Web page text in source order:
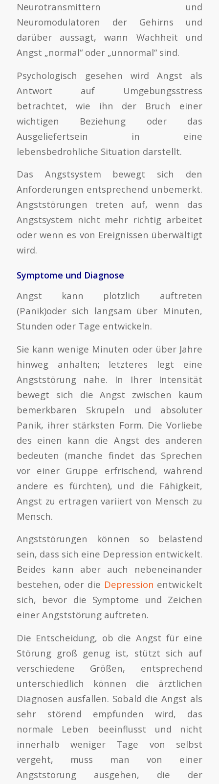
Neurotransmittern und
Neuromodulatoren der Gehirns und
darüber aussagt, wann Wachheit und
Angst „normal“ oder „unnormal“ sind.
Psychologisch gesehen wird Angst als
Antwort auf Umgebungsstress
betrachtet, wie ihn der Bruch einer
wichtigen Beziehung oder das
Ausgeliefertsein in eine
lebensbedrohliche Situation darstellt.
Das Angstsystem bewegt sich den
Anforderungen entsprechend unbemerkt.
Angststörungen treten auf, wenn das
Angstsystem nicht mehr richtig arbeitet
oder wenn es von Ereignissen überwältigt
wird.
Symptome und Diagnose
Angst kann plötzlich auftreten
(Panik)oder sich langsam über Minuten,
Stunden oder Tage entwickeln.
Sie kann wenige Minuten oder über Jahre
hinweg anhalten; letzteres legt eine
Angststörung nahe. In Ihrer Intensität
bewegt sich die Angst zwischen kaum
bemerkbaren Skrupeln und absoluter
Panik, ihrer stärksten Form. Die Vorliebe
des einen kann die Angst des anderen
bedeuten (manche findet das Sprechen
vor einer Gruppe erfrischend, während
andere es fürchten), und die Fähigkeit,
Angst zu ertragen variiert von Mensch zu
Mensch.
Angststörungen können so belastend
sein, dass sich eine Depression entwickelt.
Beides kann aber auch nebeneinander
bestehen, oder die Depression entwickelt
sich, bevor die Symptome und Zeichen
einer Angststörung auftreten.
Die Entscheidung, ob die Angst für eine
Störung groß genug ist, stützt sich auf
verschiedene Größen, entsprechend
unterschiedlich können die ärztlichen
Diagnosen ausfallen. Sobald die Angst als
sehr störend empfunden wird, das
normale Leben beeinflusst und nicht
innerhalb weniger Tage von selbst
vergeht, muss man von einer
Angststörung ausgehen, die der